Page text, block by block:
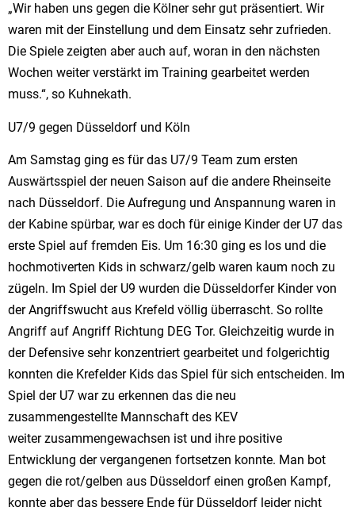
„Wir haben uns gegen die Kölner sehr gut präsentiert. Wir
waren mit der Einstellung und dem Einsatz sehr zufrieden.
Die Spiele zeigten aber auch auf, woran in den nächsten
Wochen weiter verstärkt im Training gearbeitet werden
muss.“, so Kuhnekath.
U7/9 gegen Düsseldorf und Köln
Am Samstag ging es für das U7/9 Team zum ersten
Auswärtsspiel der neuen Saison auf die andere Rheinseite
nach Düsseldorf. Die Aufregung und Anspannung waren in
der Kabine spürbar, war es doch für einige Kinder der U7 das
erste Spiel auf fremden Eis. Um 16:30 ging es los und die
hochmotiverten Kids in schwarz/gelb waren kaum noch zu
zügeln. Im Spiel der U9 wurden die Düsseldorfer Kinder von
der Angriffswucht aus Krefeld völlig überrascht. So rollte
Angriff auf Angriff Richtung DEG Tor. Gleichzeitig wurde in
der Defensive sehr konzentriert gearbeitet und folgerichtig
konnten die Krefelder Kids das Spiel für sich entscheiden. Im
Spiel der U7 war zu erkennen das die neu
zusammengestellte Mannschaft des KEV
weiter zusammengewachsen ist und ihre positive
Entwicklung der vergangenen fortsetzen konnte. Man bot
gegen die rot/gelben aus Düsseldorf einen großen Kampf,
konnte aber das bessere Ende für Düsseldorf leider nicht